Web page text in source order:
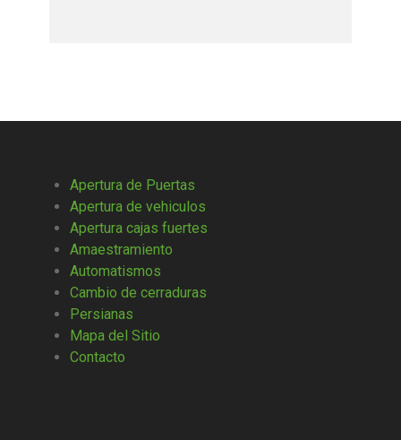
Apertura de Puertas
Apertura de vehiculos
Apertura cajas fuertes
Amaestramiento
Automatismos
Cambio de cerraduras
Persianas
Mapa del Sitio
Contacto